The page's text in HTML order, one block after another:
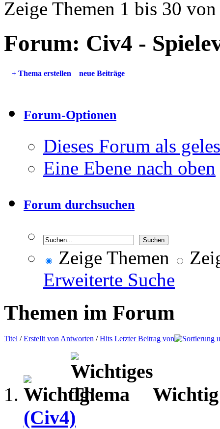
Zeige Themen 1 bis 30
Forum: Civ4 -
+ Thema erstellen neue Beiträge
Forum-Optionen
Dieses Forum als
Eine Ebene nach oben
Forum durchsuchen
Zeige Themen
Erweiterte Suche
Themen im Forum
Titel /Erstellt von Antworten /Hits Letzter Beitrag von
(Civ4)